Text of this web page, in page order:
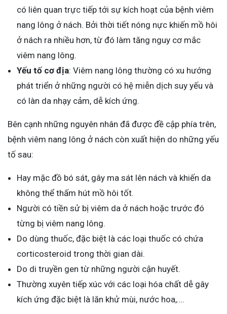
có liên quan trực tiếp tới sự kích hoạt của bệnh viêm
nang lông ở nách. Bởi thời tiết nóng nực khiến mồ hôi
ở nách ra nhiều hơn, từ đó làm tăng nguy cơ mắc
viêm nang lông.
Yếu tố cơ địa: Viêm nang lông thường có xu hướng
phát triển ở những người có hệ miễn dịch suy yếu và
có làn da nhạy cảm, dễ kích ứng.
Bên cạnh những nguyên nhân đã được đề cập phía trên,
bệnh viêm nang lông ở nách còn xuất hiện do những yếu
tố sau:
Hay mặc đồ bó sát, gây ma sát lên nách và khiến da
không thể thấm hút mồ hôi tốt.
Người có tiền sử bị viêm da ở nách hoặc trước đó
từng bị viêm nang lông.
Do dùng thuốc, đặc biệt là các loại thuốc có chứa
corticosteroid trong thời gian dài.
Do di truyền gen từ những người cận huyết.
Thường xuyên tiếp xúc với các loại hóa chất dễ gây
kích ứng đặc biệt là lăn khử mùi, nước hoa,….